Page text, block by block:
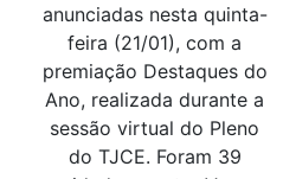
anunciadas nesta quinta-
feira (21/01), com a
premiação Destaques do
Ano, realizada durante a
sessão virtual do Pleno
do TJCE. Foram 39